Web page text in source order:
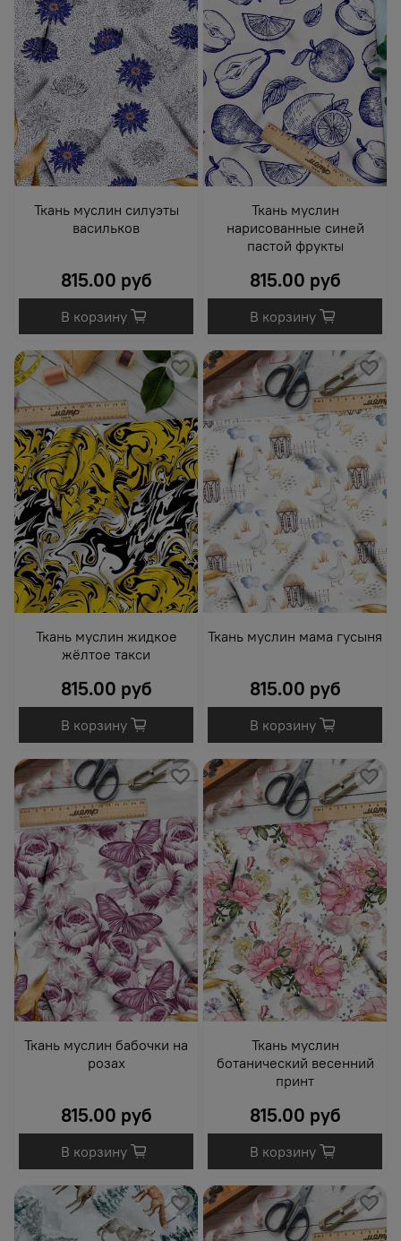
Ткань муслин силуэты
васильков
815.00 руб
В корзину
Ткань муслин
нарисованные синей
пастой фрукты
815.00 руб
В корзину
Ткань муслин жидкое
жёлтое такси
815.00 руб
В корзину
Ткань муслин мама гусыня
815.00 руб
В корзину
Ткань муслин бабочки на
розах
815.00 руб
В корзину
Ткань муслин
ботанический весенний
принт
815.00 руб
В корзину